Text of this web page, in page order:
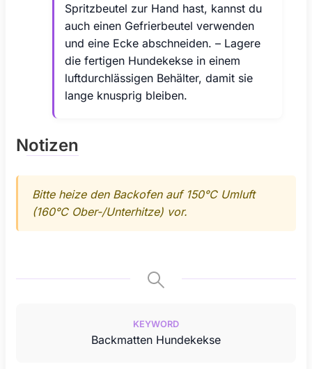
Spritzbeutel zur Hand hast, kannst du
auch einen Gefrierbeutel verwenden
und eine Ecke abschneiden. – Lagere
die fertigen Hundekekse in einem
luftdurchlässigen Behälter, damit sie
lange knusprig bleiben.
Notizen
Bitte heize den Backofen auf 150°C Umluft
(160°C Ober-/Unterhitze) vor.
KEYWORD
Backmatten Hundekekse